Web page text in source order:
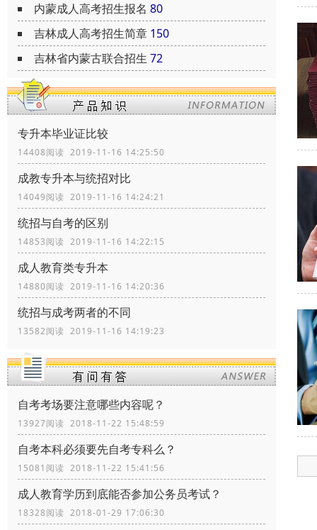
内蒙成人高考招生报名 80
吉林成人高考招生简章 150
吉林省内蒙古联合招生 72
专升本毕业证比较
14408阅读 2019-11-16 14:25:50
成教专升本与统招对比
14049阅读 2019-11-16 14:24:21
统招与自考的区别
14853阅读 2019-11-16 14:22:15
成人教育类专升本
14880阅读 2019-11-16 14:20:36
统招与成考两者的不同
13582阅读 2019-11-16 14:19:23
自考考场要注意哪些内容呢？
13927阅读 2018-11-22 15:48:59
自考本科必须要先自考专科么？
15081阅读 2018-11-22 15:41:56
成人教育学历到底能否参加公务员考试？
18328阅读 2018-01-29 17:06:30